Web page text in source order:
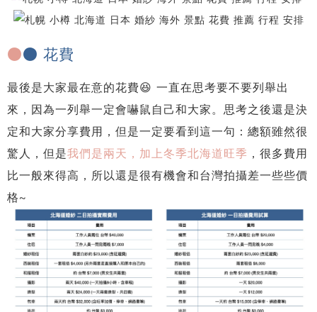
●● 花費
最後是大家最在意的花費😆 一直在思考要不要列舉出
來，因為一列舉一定會嚇鼠自己和大家。思考之後還是決
定和大家分享費用，但是一定要看到這一句：總額雖然很
驚人，但是我們是兩天，加上冬季北海道旺季 ，很多費用
比一般來得高，所以還是很有機會和台灣拍攝差一些些價
格~